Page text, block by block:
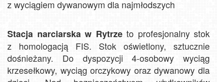
z wyciągiem dywanowym dla najmłodszych
Stacja narciarska w Rytrzeto profesjonalny stok
z homologacją FIS. Stok oświetlony, sztucznie
dośnieżany. Do dyspozycji 4-osobowy wyciąg
krzesełkowy, wyciąg orczykowy oraz dywanowy dla